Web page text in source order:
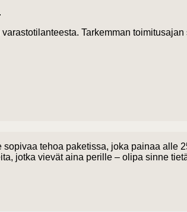
Tarkemman
tehoa paketissa, joka painaa alle
jotka vievät aina perille – olipa sinne